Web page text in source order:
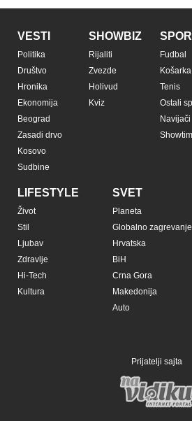
VESTI
Politika
Društvo
Hronika
Ekonomija
Beograd
Zasadi drvo
Kosovo
Sudbine
SHOWBIZ
Rijaliti
Zvezde
Holivud
Kviz
Fudbal
Košarka
Tenis
Ostali
Navijači
LIFESTYLE
Život
Stil
Ljubav
Zdravlje
Hi-Tech
Kultura
SVET
Planeta
Globalno zagrevanje
Hrvatska
BiH
Crna Gora
Makedonija
Auto
Prijatelji sajta